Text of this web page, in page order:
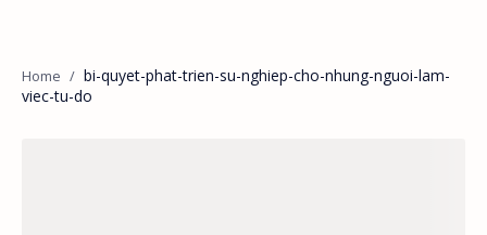
bi-quyet-phat-trien-su-nghiep-cho-nhung-nguoi-lam-
viec-tu-do